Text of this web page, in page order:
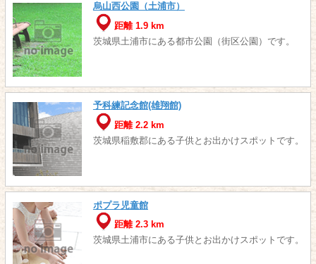
烏山西公園（土浦市）
距離 1.9 km
茨城県土浦市にある都市公園（街区公園）です。
予科練記念館(雄翔館)
距離 2.2 km
茨城県稲敷郡にある子供とお出かけスポットです。
ポプラ児童館
距離 2.3 km
茨城県土浦市にある子供とお出かけスポットです。